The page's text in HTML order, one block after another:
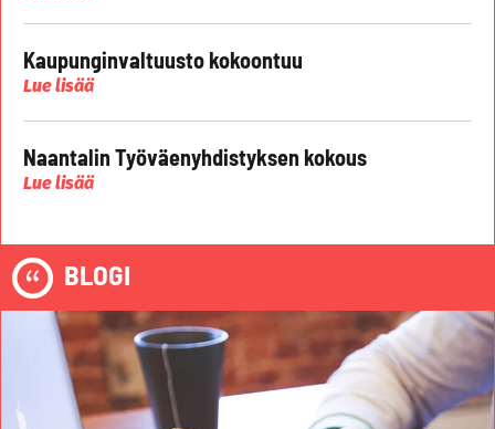
Kaupunginvaltuusto kokoontuu
Lue lisää
Naantalin Työväenyhdistyksen kokous
Lue lisää
BLOGI